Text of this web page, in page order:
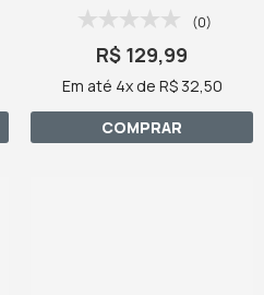
(0)
R$ 129,99
Em até 4x de R$ 32,50
COMPRAR